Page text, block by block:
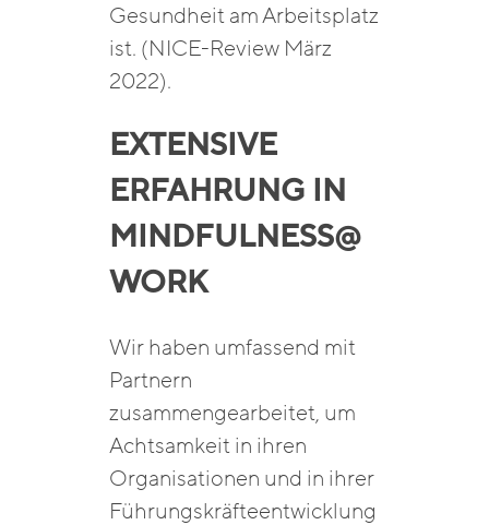
Gesundheit am Arbeitsplatz
ist. (NICE-Review März
2022).
EXTENSIVE
ERFAHRUNG IN
MINDFULNESS@
WORK
Wir haben umfassend mit
Partnern
zusammengearbeitet, um
Achtsamkeit in ihren
Organisationen und in ihrer
Führungskräfteentwicklung